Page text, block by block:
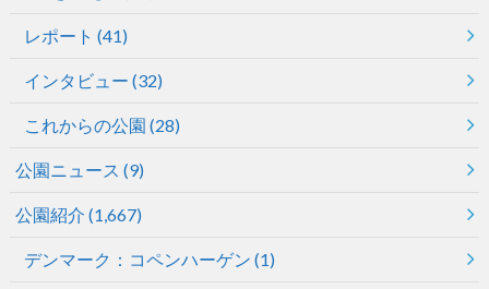
レポート (41)
インタビュー (32)
これからの公園 (28)
公園ニュース (9)
公園紹介 (1,667)
デンマーク：コペンハーゲン (1)